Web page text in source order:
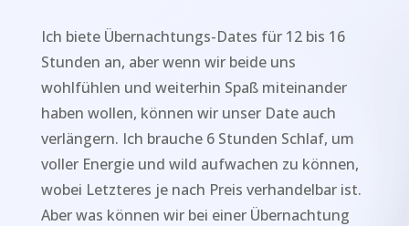
Ich biete Übernachtungs-Dates für 12 bis 16
Stunden an, aber wenn wir beide uns
wohlfühlen und weiterhin Spaß miteinander
haben wollen, können wir unser Date auch
verlängern. Ich brauche 6 Stunden Schlaf, um
voller Energie und wild aufwachen zu können,
wobei Letzteres je nach Preis verhandelbar ist.
Aber was können wir bei einer Übernachtung